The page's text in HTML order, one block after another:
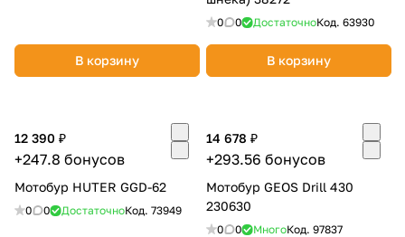
В корзину
0 0 ДостаточноКод. 63930
В корзину
12 390 ₽
+247.8 бонусов
Мотобур HUTER GGD-62
0 0 ДостаточноКод. 73949
14 678 ₽
+293.56 бонусов
Мотобур GEOS Drill 430
230630
0 0 МногоКод. 97837
раз в 2 недели